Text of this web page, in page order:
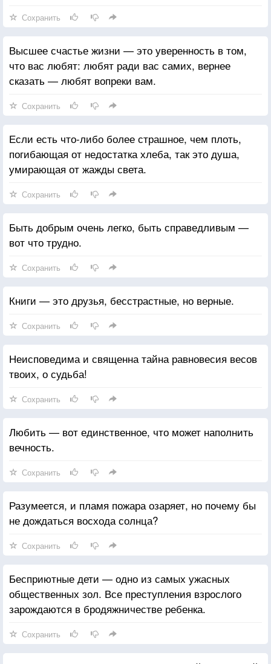
Сохранить
Высшее счастье жизни — это уверенность в том,
что вас любят: любят ради вас самих, вернее
сказать — любят вопреки вам.
Сохранить
Если есть что-либо более страшное, чем плоть,
погибающая от недостатка хлеба, так это душа,
умирающая от жажды света.
Сохранить
Быть добрым очень легко, быть справедливым —
вот что трудно.
Сохранить
Книги — это друзья, бесстрастные, но верные.
Сохранить
Неисповедима и священна тайна равновесия весов
твоих, о судьба!
Сохранить
Любить — вот единственное, что может наполнить
вечность.
Сохранить
Разумеется, и пламя пожара озаряет, но почему бы
не дождаться восхода солнца?
Сохранить
Бесприютные дети — одно из самых ужасных
общественных зол. Все преступления взрослого
зарождаются в бродяжничестве ребенка.
Сохранить